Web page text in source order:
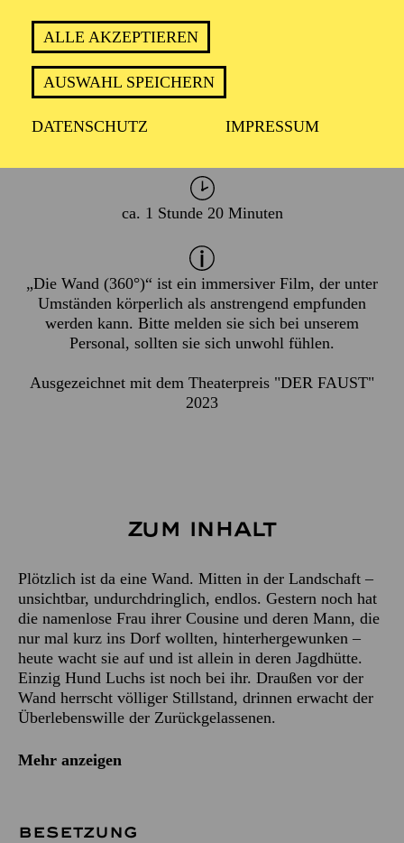
ALLE AKZEPTIEREN
AUSWAHL SPEICHERN
DATENSCHUTZ IMPRESSUM
02. September 2022
WIEDERAUFNAHME
ca. 1 Stunde 20 Minuten
„Die Wand (360°)“ ist ein immersiver Film, der unter
Umständen körperlich als anstrengend empfunden
werden kann. Bitte melden sie sich bei unserem
Personal, sollten sie sich unwohl fühlen.
Ausgezeichnet mit dem Theaterpreis "DER FAUST"
2023
Zum Inhalt
Plötzlich ist da eine Wand. Mitten in der Landschaft –
unsichtbar, undurchdringlich, endlos. Gestern noch hat
die namenlose Frau ihrer Cousine und deren Mann, die
nur mal kurz ins Dorf wollten, hinterhergewunken –
heute wacht sie auf und ist allein in deren Jagdhütte.
Einzig Hund Luchs ist noch bei ihr. Draußen vor der
Wand herrscht völliger Stillstand, drinnen erwacht der
Überlebenswille der Zurückgelassenen.
Mehr anzeigen
BESETZUNG